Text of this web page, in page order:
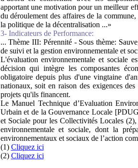
apportant une motivation pour un meilleur
du déroulement des affaires de la
la politique de la décentralisation ...»
3- Indicateurs de Performance:
... Thème III: Pérennité - Sous thème:
de suivi et la gestion environnementale et
L'évaluation environnementale et sociale
décision qui intègre les composantes
obligatoire depuis plus d'une vingtaine
nationaux, soit en raison des exigences
projets qu'ils financent.
Le Manuel Technique d’Evaluation
Urbain et de la Gouvernance Locale
et Sociale pour les Collectivités Locales
environnementale et sociale, dont la
environnementaux et sociaux de l’action
(1) Cliquez ici
(2) Cliquez ici